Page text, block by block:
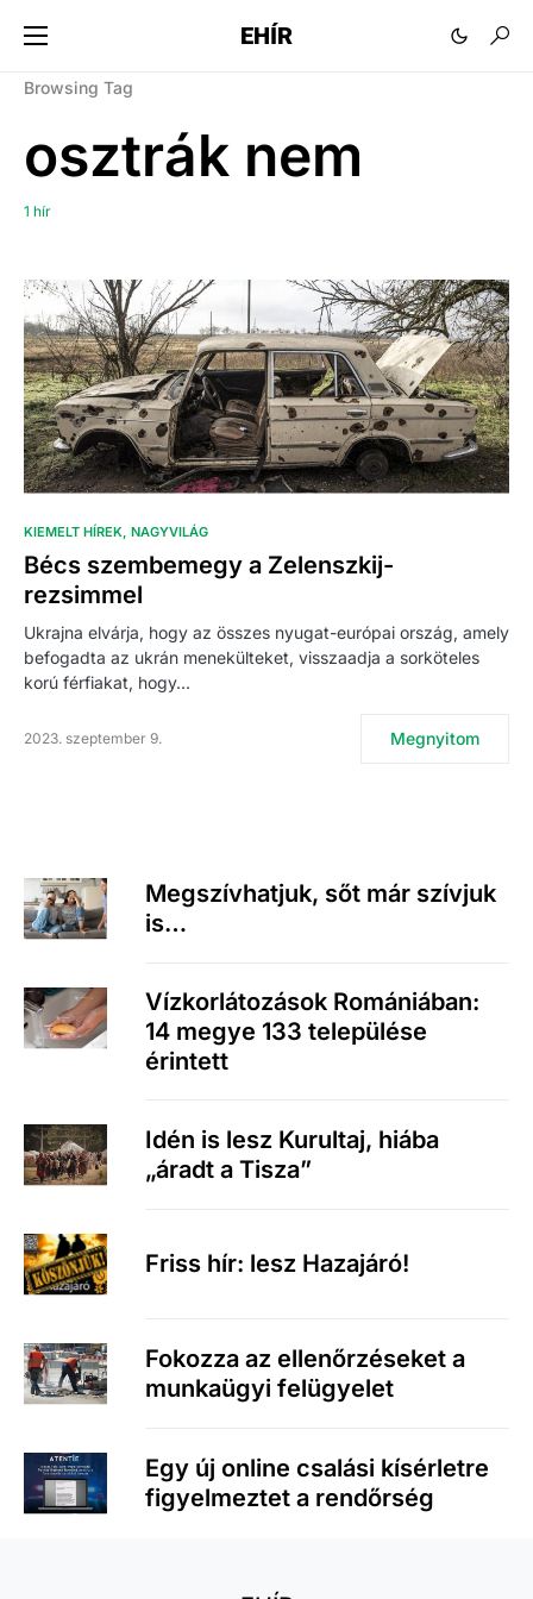
EHÍR
Browsing Tag
osztrák nem
1 hír
KIEMELT HÍREK NAGYVILÁG
Bécs szembemegy a Zelenszkij-
rezsimmel
Ukrajna elvárja, hogy az összes nyugat-európai ország, amely
befogadta az ukrán menekülteket, visszaadja a sorköteles
korú férfiakat, hogy…
2023. szeptember 9. Megnyitom
Megszívhatjuk, sőt már szívjuk
is…
Vízkorlátozások Romániában:
14 megye 133 települése
érintett
Idén is lesz Kurultaj, hiába
„áradt a Tisza”
Friss hír: lesz Hazajáró!
Fokozza az ellenőrzéseket a
munkaügyi felügyelet
Egy új online csalási kísérletre
figyelmeztet a rendőrség